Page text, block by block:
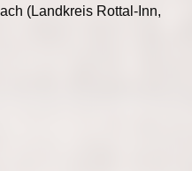
(Landkreis Rottal-Inn,